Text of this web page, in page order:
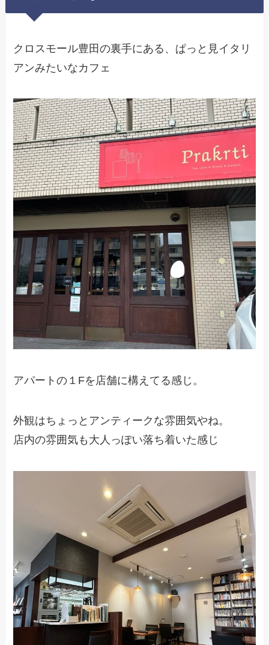
クロスモール豊田の裏手にある、ぱっと見イタリ
アンみたいなカフェ
アパートの１Fを店舗に構えてる感じ。
外観はちょっとアンティークな雰囲気やね。
店内の雰囲気も大人っぽい落ち着いた感じ